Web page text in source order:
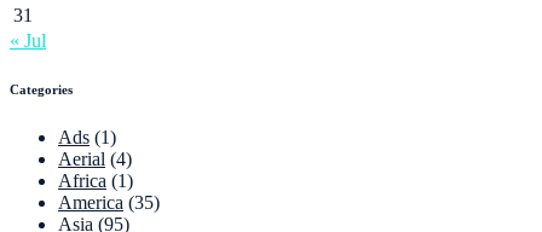
31
« Jul
Categories
Ads (1)
Aerial (4)
Africa (1)
America (35)
Asia (95)